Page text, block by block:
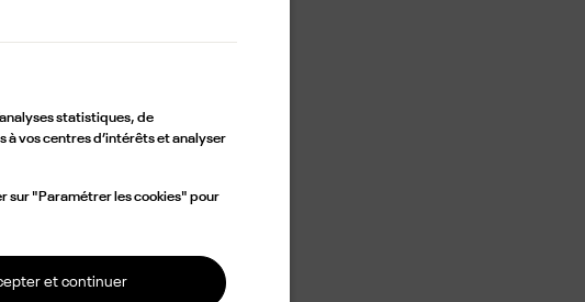
statistiques, de
vos centres d’intérêts et analyser
sur "Paramétrer les cookies" pour
et continuer